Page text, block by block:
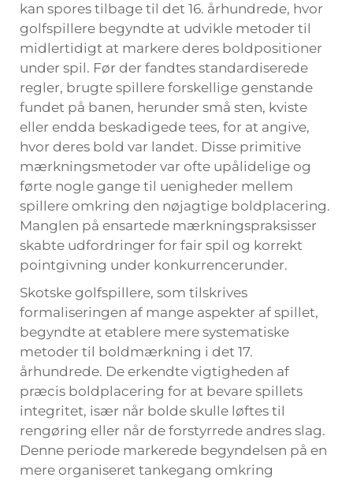
kan spores tilbage til det 16. århundrede, hvor
golfspillere begyndte at udvikle metoder til
midlertidigt at markere deres boldpositioner
under spil. Før der fandtes standardiserede
regler, brugte spillere forskellige genstande
fundet på banen, herunder små sten, kviste
eller endda beskadigede tees, for at angive,
hvor deres bold var landet. Disse primitive
mærkningsmetoder var ofte upålidelige og
førte nogle gange til uenigheder mellem
spillere omkring den nøjagtige boldplacering.
Manglen på ensartede mærkningspraksisser
skabte udfordringer for fair spil og korrekt
pointgivning under konkurrencerunder.
Skotske golfspillere, som tilskrives
formaliseringen af mange aspekter af spillet,
begyndte at etablere mere systematiske
metoder til boldmærkning i det 17.
århundrede. De erkendte vigtigheden af
præcis boldplacering for at bevare spillets
integritet, især når bolde skulle løftes til
rengøring eller når de forstyrrede andres slag.
Denne periode markerede begyndelsen på en
mere organiseret tankegang omkring